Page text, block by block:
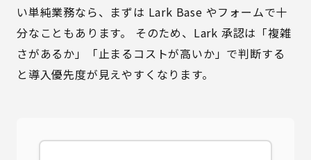
い単純業務なら、まずは Lark Base やフォームで十
分なこともあります。 そのため、Lark 承認は「複雑
さがあるか」「止まるコストが高いか」で判断する
と導入優先度が見えやすくなります。